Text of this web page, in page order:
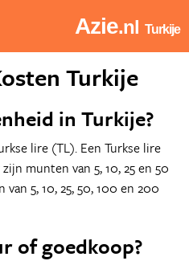
Azie.nl Turkije
Turkije
in Turkije?
lire (TL). Een Turkse lire
munten van 5, 10, 25 en 50
5, 10, 25, 50, 100 en 200
of goedkoop?